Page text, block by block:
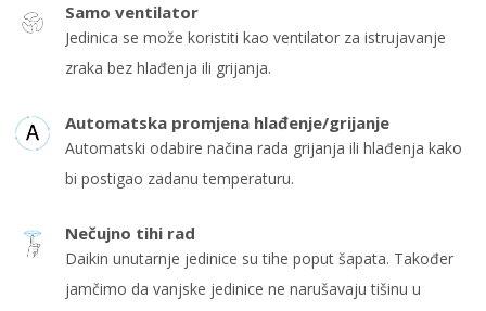
Samo ventilator
Jedinica se može koristiti kao ventilator za istrujavanje
zraka bez hlađenja ili grijanja.
Automatska promjena hlađenje/grijanje
Automatski odabire načina rada grijanja ili hlađenja kako
bi postigao zadanu temperaturu.
Nečujno tihi rad
Daikin unutarnje jedinice su tihe poput šapata. Također
jamčimo da vanjske jedinice ne narušavaju tišinu u